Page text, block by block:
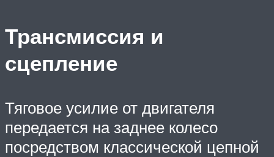
Трансмиссия и
сцепление
Тяговое усилие от двигателя
передается на заднее колесо
посредством классической цепной